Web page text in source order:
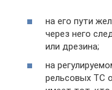
на его пути
через него
или дрезина;
на
рельсовых ТС